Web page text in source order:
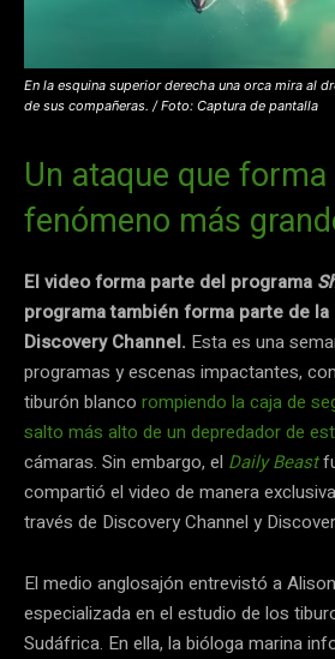
En la esquina superior derecha una orca mira al
de sus compañeras. / Foto: Captura de pantalla
Un ataque que
fenómeno más
El video forma parte del programa
programa también forma parte de la
Discovery Channel. Esta es una
programas y escenas impactantes,
tiburón blanco rompiendo la caja de
salto más alto de un depredador de
cámaras. Sin embargo, el Daily Beast
compartió el video de manera
través de Discovery Channel y
El medio anglosajón entrevistó a
especializada en el estudio de los
Sudáfrica. En ella, la bióloga marina